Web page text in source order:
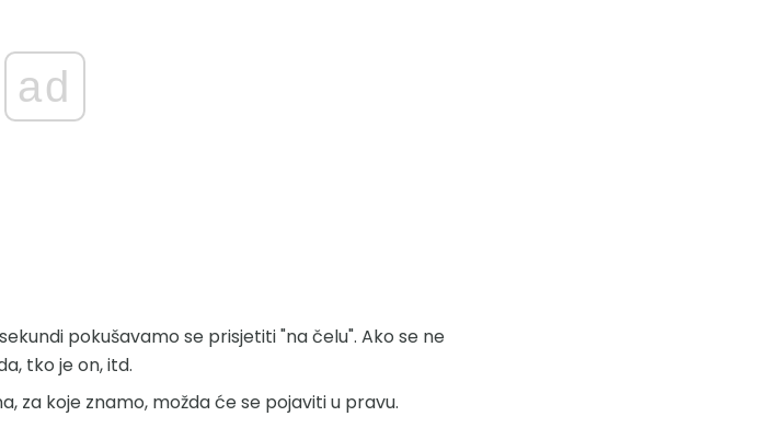
ad
pokušavamo se prisjetiti "na čelu". Ako se ne
tko je on, itd.
za koje znamo, možda će se pojaviti u pravu.